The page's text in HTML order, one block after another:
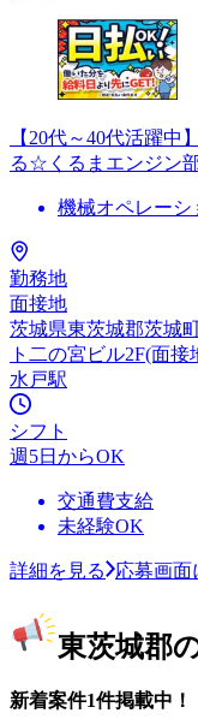
【20代～40代活躍
る☆くるまエンジン
機械オペレーシ
勤務地
面接地
茨城県東茨城郡茨城
ト二の宮ビル2F(面接
水戸駅
シフト
週5日からOK
交通費支給
未経験OK
詳細を見る 応募画面
東茨城郡
新着案件1件掲載中！